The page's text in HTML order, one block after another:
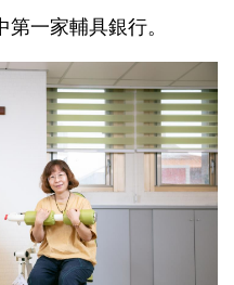
一家輔具銀行。